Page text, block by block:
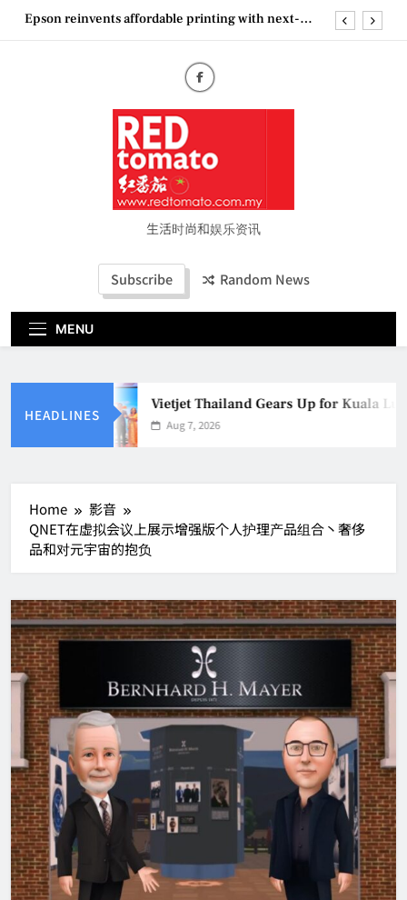
SkipEpson reinvents affordable printing with next-
“See Her Heal – 1,000 Untold Stories” 为马来西亚
妈妈提供分享剖腹产复原历程的空间
Vietjet Thailand Gears Up for Kuala Lumpur–
Bangkok Service Launch on9 October
Epson reinvents affordable printing with next-
generation EcoTank Series
Couture Fashion Week Malaysia 2026– Press
妈妈提供分享剖腹产复原历程的空间
生活时尚和娱乐资讯
Subscribe Random News
MENU
HEADLINES
Vietjet Thailand Gears Up for Kuala
Aug 7, 2026
Home
影音
QNET在虚拟会议上展示增强版个人护理产品组合丶奢侈
品和对元宇宙的抱负